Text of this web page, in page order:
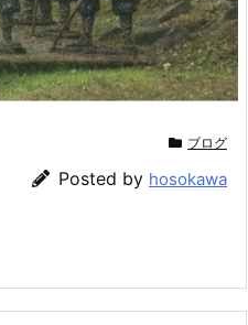
ブログ
Posted by hosokawa